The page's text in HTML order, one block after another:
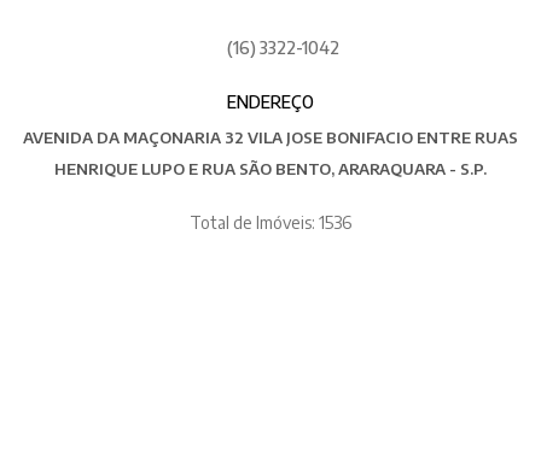
(16) 3322-1042
ENDEREÇO
AVENIDA DA MAÇONARIA 32 VILA JOSE BONIFACIO ENTRE RUAS
HENRIQUE LUPO E RUA SÃO BENTO, ARARAQUARA - S.P.
Total de Imóveis: 1536